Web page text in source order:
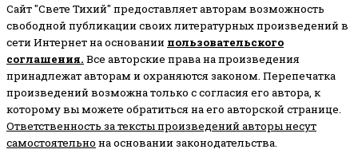
Сайт "Свете Тихий" предоставляет авторам возможность
свободной публикации своих литературных произведений в
сети Интернет на основании пользовательского
соглашения. Все авторские права на произведения
принадлежат авторам и охраняются законом. Перепечатка
произведений возможна только с согласия его автора, к
которому вы можете обратиться на его авторской странице.
Ответственность за тексты произведений авторы несут
самостоятельно на основании законодательства.